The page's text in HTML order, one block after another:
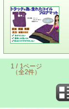
1 / 1ページ
（全2件）